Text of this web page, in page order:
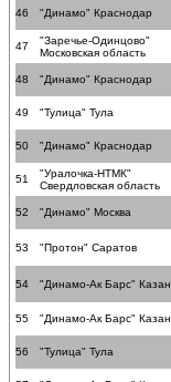
46 "Динамо" Краснодар
47
"Заречье-Одинцово"
Московская область
48 "Динамо" Краснодар
49 "Тулица" Тула
50 "Динамо" Краснодар
51
"Уралочка-НТМК"
Свердловская область
52 "Динамо" Москва
53 "Протон" Саратов
54
"Динамо-Ак Барс"
55
"Динамо-Ак Барс"
56 "Тулица" Тула